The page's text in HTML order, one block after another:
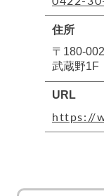
住所
〒180-
武蔵野1F
URL
https://